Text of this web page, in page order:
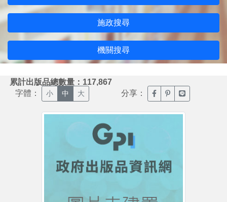
施政搜尋
機關搜尋
累計出版品總數量：117,867
字體： 小 中 大 分享： 臉書分享(另開新視窗)
噗浪分享(另開新
Line分享(另